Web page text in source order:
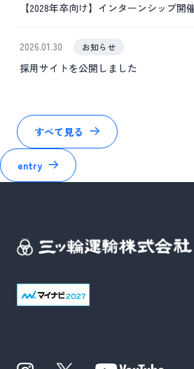
【2028年卒向け】インターンシップ開
2026.01.30 お知らせ
採用サイトを公開しました
すべて見る
entry